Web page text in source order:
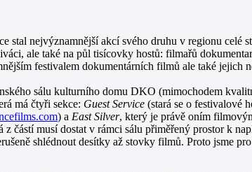
stal nejvýznamnější akcí svého druhu v regionu
ale také na půl tisícovky hostů: filmařů
festivalem dokumentárních filmů ale také jejich
sálu kulturního domu DKO (mimochodem
má čtyři sekce: Guest Service (stará se o festivalové
) a East Silver, který je právě oním
musí dostat v rámci sálu přiměřený prostor k
shlédnout desítky až stovky filmů. Proto jsme pro